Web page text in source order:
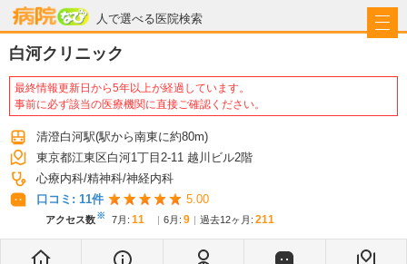
人で選べる医院検索
病院なび
白河クリニック
最終情報更新日から5年以上が経過しています。
事前に必ず該当の医療機関に直接ご確認ください。
清澄白河駅(駅から南東に約80m)
東京都江東区白河1丁目2-11 越川ビル2階
心療内科 精神科 神経内科
口コミ: 11件 5.00
アクセス数※ 7月 : 11 6月 : 9 過去12ヶ月: 211